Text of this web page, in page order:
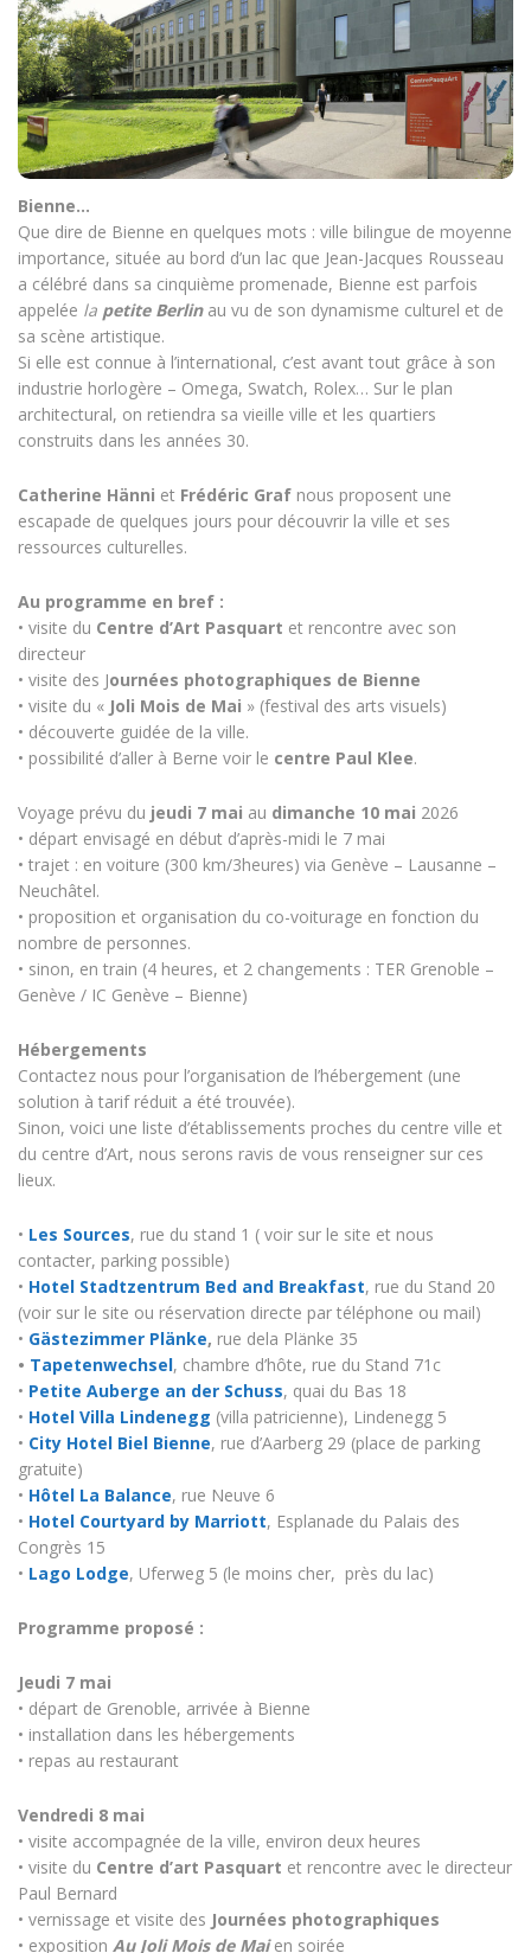
Bienne…
Que dire de Bienne en quelques mots : ville bilingue de moyenne
importance, située au bord d’un lac que Jean-Jacques Rousseau
a célébré dans sa cinquième promenade, Bienne est parfois
appelée la petite Berlinau vu de son dynamisme culturel et de
sa scène artistique.
Si elle est connue à l’international, c’est avant tout grâce à son
industrie horlogère – Omega, Swatch, Rolex… Sur le plan
architectural, on retiendra sa vieille ville et les quartiers
construits dans les années 30.
Catherine Hänni et Frédéric Graf nous proposent une
escapade de quelques jours pour découvrir la ville et ses
ressources culturelles.
Au programme en bref :
• visite du Centre d’Art Pasquart et rencontre avec son
directeur
• visite des Journées photographiques de Bienne
• visite du « Joli Mois de Mai » (festival des arts visuels)
• découverte guidée de la ville.
• possibilité d’aller à Berne voir le centre Paul Klee.
Voyage prévu du jeudi 7 mai au dimanche 10 mai 2026
• départ envisagé en début d’après-midi le 7 mai
• trajet : en voiture (300 km/3heures) via Genève – Lausanne –
Neuchâtel.
• proposition et organisation du co-voiturage en fonction du
nombre de personnes.
• sinon, en train (4 heures, et 2 changements : TER Grenoble –
Genève / IC Genève – Bienne)
Hébergements
Contactez nous pour l’organisation de l’hébergement (une
solution à tarif réduit a été trouvée).
Sinon, voici une liste d’établissements proches du centre ville et
du centre d’Art, nous serons ravis de vous renseigner sur ces
lieux.
• Les Sources, rue du stand 1 ( voir sur le site et nous
contacter, parking possible)
• Hotel Stadtzentrum Bed and Breakfast, rue du Stand 20
(voir sur le site ou réservation directe par téléphone ou mail)
• Gästezimmer Plänke, rue dela Plänke 35
• Tapetenwechsel, chambre d’hôte, rue du Stand 71c
• Petite Auberge an der Schuss, quai du Bas 18
• Hotel Villa Lindenegg (villa patricienne), Lindenegg 5
• City Hotel Biel Bienne, rue d’Aarberg 29 (place de parking
gratuite)
• Hôtel La Balance, rue Neuve 6
• Hotel Courtyard by Marriott, Esplanade du Palais des
Congrès 15
• Lago Lodge, Uferweg 5 (le moins cher, près du lac)
Programme proposé :
Jeudi 7 mai
• départ de Grenoble, arrivée à Bienne
• installation dans les hébergements
• repas au restaurant
Vendredi 8 mai
• visite accompagnée de la ville, environ deux heures
• visite du Centre d’art Pasquart et rencontre avec le directeur
Paul Bernard
• vernissage et visite des Journées photographiques
• exposition Au Joli Mois de Maien soirée